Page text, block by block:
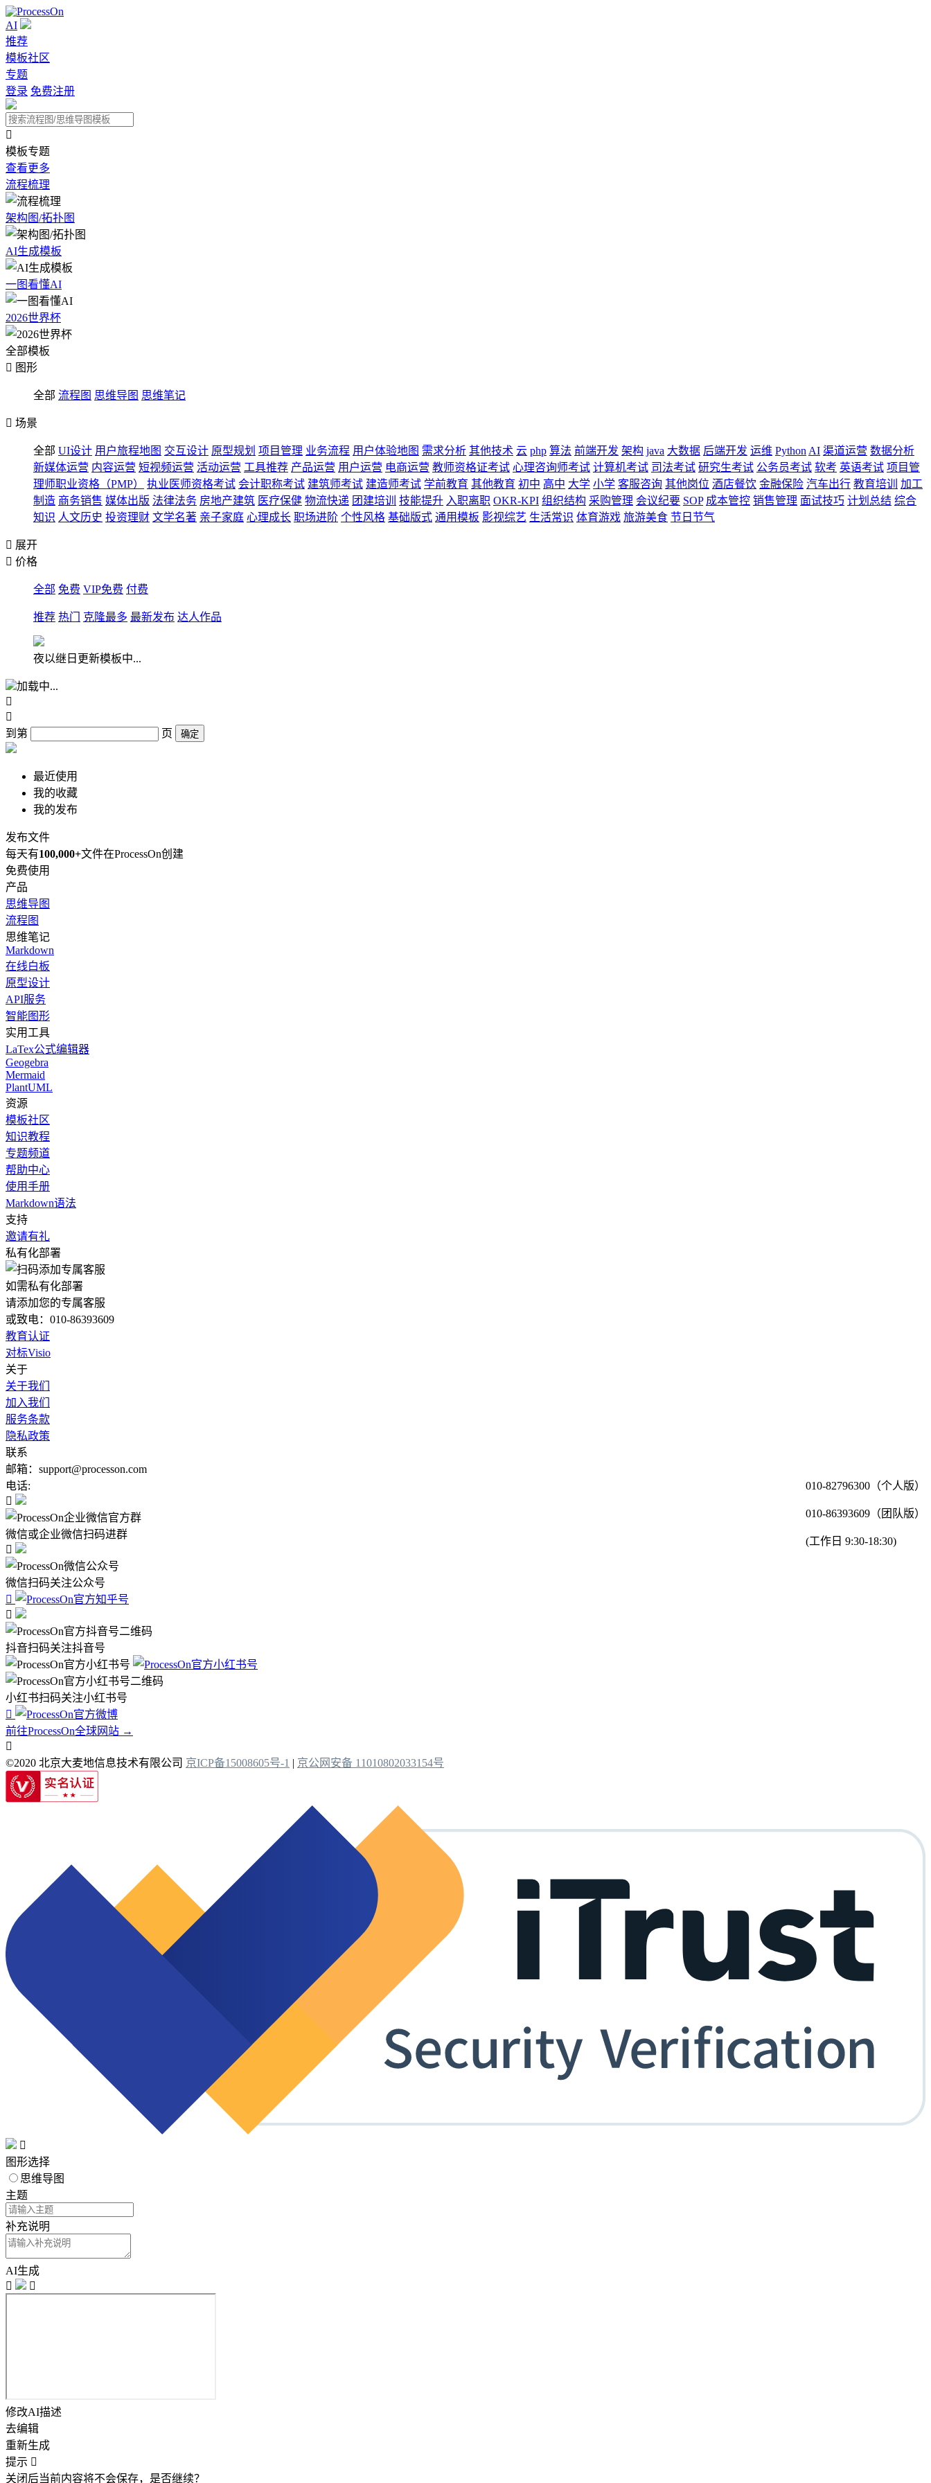
AI
推荐
模板社区
专题
登录 免费注册

模板专题
查看更多
流程梳理
架构图/拓扑图
AI生成模板
一图看懂AI
2026世界杯
全部模板
 图形
全部 流程图 思维导图 思维笔记
 场景
全部 UI设计 用户旅程地图 交互设计 原型规划 项目管理 业务流程 用户体验地图 需求分析 其他技术 云 php 算法 前端开发 架构 java 大数据 后端开发 运维 Python AI 渠道运营 数据分析
新媒体运营 内容运营 短视频运营 活动运营 工具推荐 产品运营 用户运营 电商运营 教师资格证考试 心理咨询师考试 计算机考试 司法考试 研究生考试 公务员考试 软考 英语考试 项目管
理师职业资格（PMP）
执业医师资格考试 会计职称考试 建筑师考试 建造师考试 学前教育 其他教育 初中 高中 大学 小学 客服咨询 其他岗位 酒店餐饮 金融保险 汽车出行 教育培训
加工
制造 商务销售 媒体出版 法律法务 房地产建筑 医疗保健 物流快递 团建培训 技能提升 入职离职 OKR-KPI 组织结构 采购管理 会议纪要 SOP 成本管控 销售管理 面试技巧 计划总结 综合
知识 人文历史 投资理财 文学名著 亲子家庭 心理成长 职场进阶 个性风格 基础版式 通用模板 影视综艺 生活常识 体育游戏 旅游美食 节日节气
 展开
 价格
全部 免费 VIP免费 付费
推荐 热门 克隆最多 最新发布 达人作品
夜以继日更新模板中...
加载中...


到第
页 确定
最近使用
我的收藏
我的发布
发布文件
每天有100,000+文件在ProcessOn创建
免费使用
产品
思维导图
流程图
思维笔记
Markdown
在线白板
原型设计
API服务
智能图形
实用工具
LaTex公式编辑器
Geogebra
Mermaid
PlantUML
资源
模板社区
知识教程
专题频道
帮助中心
使用手册
Markdown语法
支持
邀请有礼
私有化部署
如需私有化部署
请添加您的专属客服
或致电：010-86393609
教育认证
对标Visio
关于
关于我们
加入我们
服务条款
隐私政策
联系
邮箱：support@processon.com
电话:
010-82796300（个人版）
010-86393609（团队版）
(工作日 9:30-18:30)

微信或企业微信扫码进群

微信扫码关注公众号


抖音扫码关注抖音号
小红书扫码关注小红书号

前往ProcessOn全球网站 →

©2020 北京大麦地信息技术有限公司 京ICP备15008605号-1 | 京公网安备 11010802033154号

图形选择
思维导图
主题
补充说明
AI生成


修改AI描述
去编辑
重新生成
提示 
关闭后当前内容将不会保存，是否继续？